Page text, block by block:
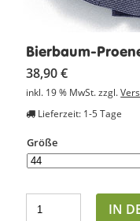
Bierbaum-
38,90€
inkl. 19 % MwSt. zzgl.
Lieferzeit: 1-5 Tage
Größe
IN